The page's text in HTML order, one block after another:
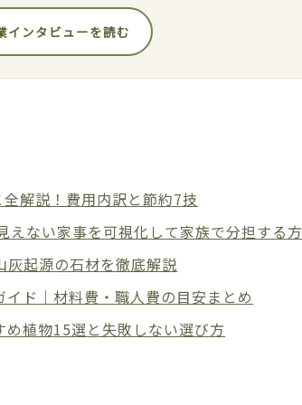
インタビューを読む
解説！費用内訳と節約7技
えない家事を可視化して家族で分担する
灰起源の石材を徹底解説
ド｜材料費・職人費の目安まとめ
植物15選と失敗しない選び方